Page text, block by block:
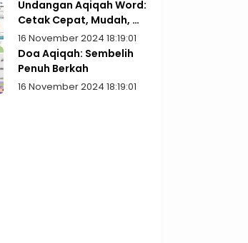
Undangan Aqiqah Word:
Cetak Cepat, Mudah, &
Gratis!
16 November 2024 18:19:01
Doa Aqiqah: Sembelih
Penuh Berkah
16 November 2024 18:19:01